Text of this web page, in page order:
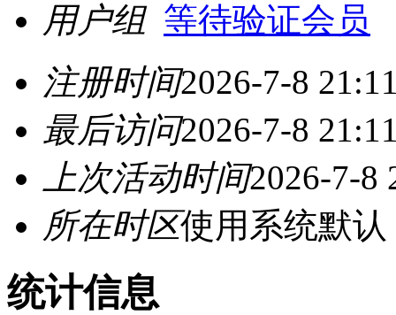
用户组 等待验证会员
注册时间2026-7-8
最后访问2026-7-8
上次活动时间2026-7-8
所在时区使用系统默认
统计信息